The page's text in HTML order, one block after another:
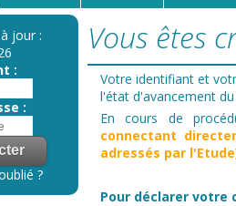
jour :
:
:
?
Vous êtes
Votre identifiant et
l'état d'avancement
En cours de
connectant
adressés par
Pour déclarer votre